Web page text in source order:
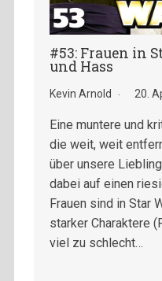
#53: Frauen in
und Hass
Kevin Arnold 20.
Eine muntere und
die weit, weit
über unsere
dabei auf einen
Frauen sind in Star
starker Charaktere
viel zu schlecht…